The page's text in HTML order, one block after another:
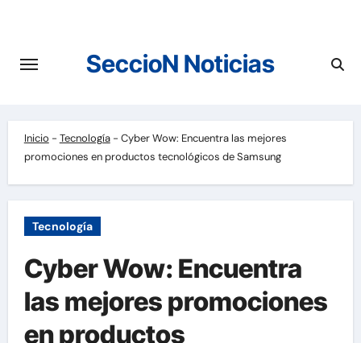
contenido
SeccioN Noticias
Inicio - Tecnología- Cyber Wow: Encuentra las mejores
promociones en productos tecnológicos de Samsung
Tecnología
Cyber Wow: Encuentra
las mejores promociones
en productos